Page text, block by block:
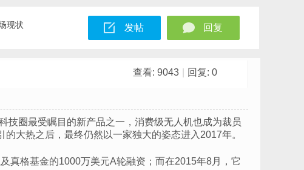
现状 发帖 回复
查看: 9043 回复: 0
技圈最受瞩目的新产品之一，消费级无人机也成为裁员
大热之后，最终仍然以一家独大的姿态进入2017年。
真格基金的1000万美元A轮融资；而在2015年8月，它